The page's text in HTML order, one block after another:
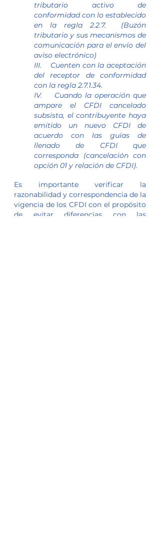
tributario activo de
conformidad con lo establecido
en la regla 2.2.7.  (Buzón
tributario y sus mecanismos de
comunicación para el envío del
aviso electrónico)
III.    Cuenten con la aceptación
del receptor de conformidad
con la regla 2.7.1.34.
IV.    Cuando la operación que
ampare el CFDI cancelado
subsista, el contribuyente haya
emitido un nuevo CFDI de
acuerdo con las guías de
llenado de CFDI que
corresponda (cancelación con
opción 01 y relación de CFDI).
Es importante verificar la
razonabilidad y correspondencia de la
vigencia de los CFDI con el propósito
de evitar diferencias con las